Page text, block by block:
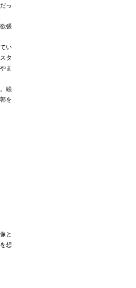
っ
張
い
タ
ま
絵
を
と
想